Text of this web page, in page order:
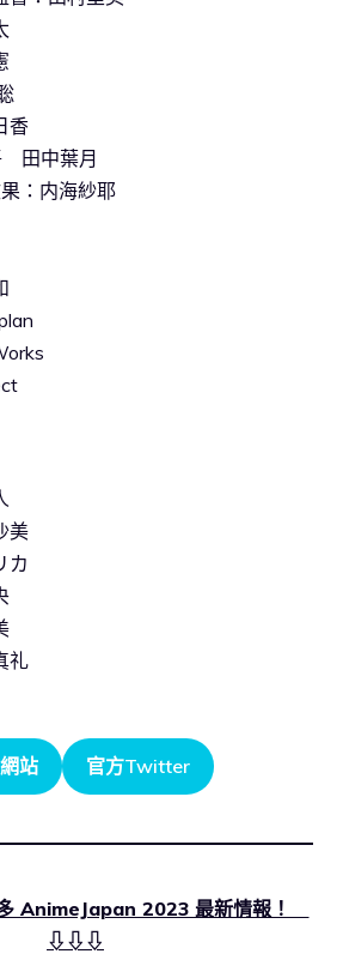
香
田中葉月
：内海紗耶
美
カ
礼
站 官方Twitter
2023 最新情報！
⇩⇩⇩